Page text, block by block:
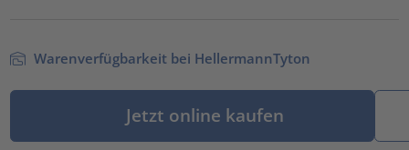
Warenverfügbarkeit bei HellermannTyton
Jetzt online kaufen